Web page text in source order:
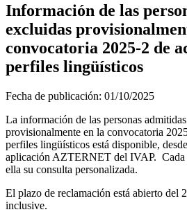
Información de las
excluidas
convocatoria 2025-2 de
perfiles lingüísticos
Fecha de publicación: 01/10/2025
La información de las personas
provisionalmente en la convocatoria
perfiles lingüísticos está disponible,
aplicación AZTERNET del IVAP. Cada
ella su consulta personalizada.
El plazo de reclamación está abierto del
inclusive.